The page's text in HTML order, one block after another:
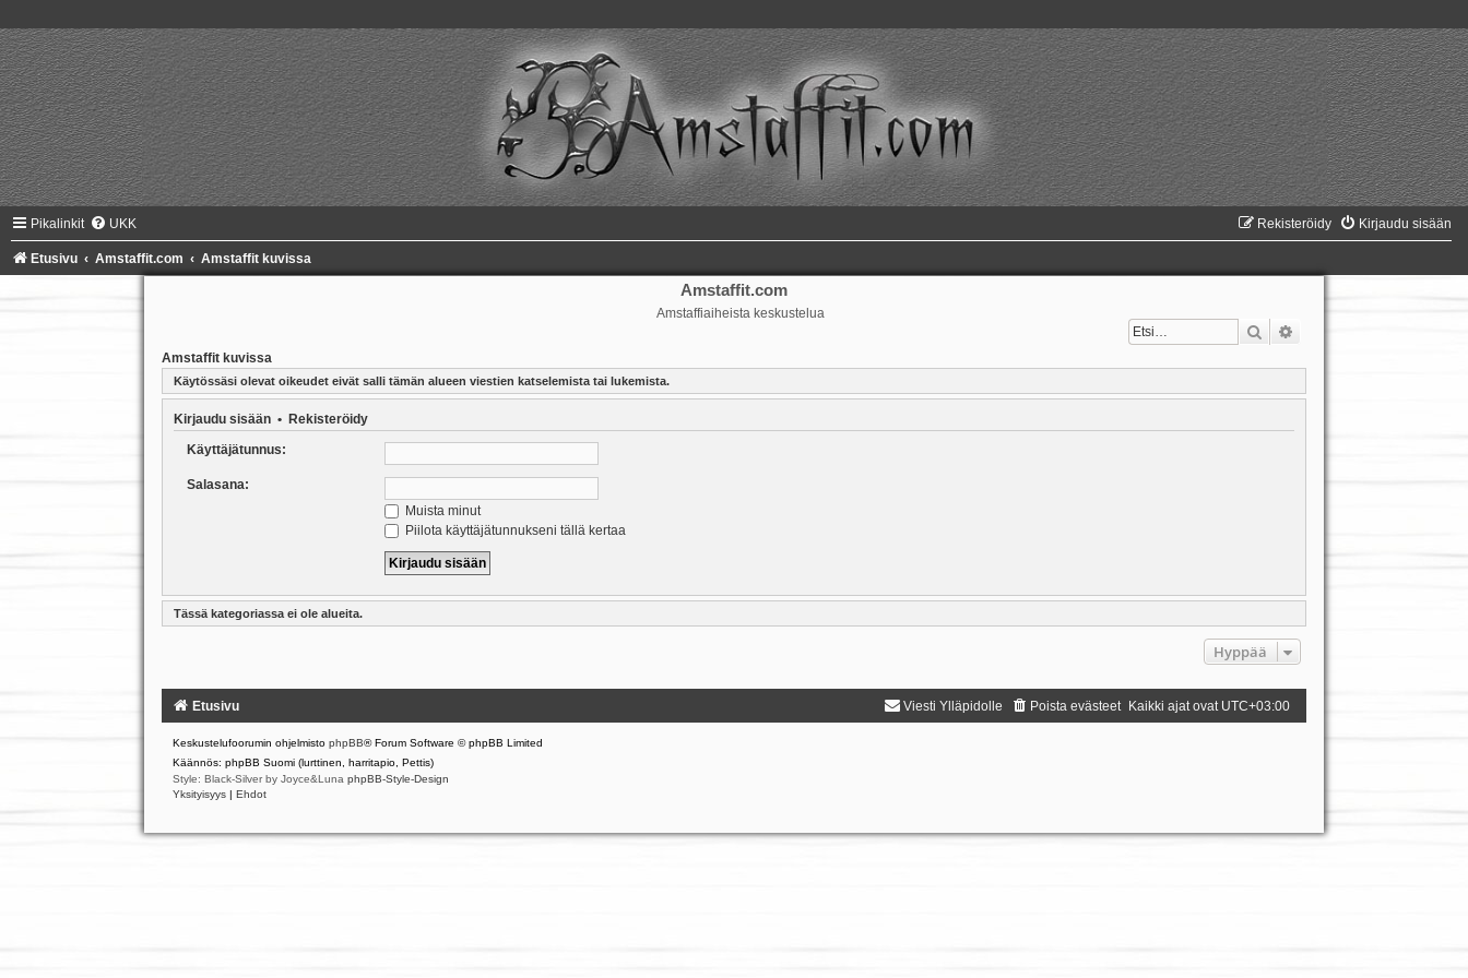
Pikalinkit UKK Kirjaudu sisään
Rekisteröidy
Etusivu Amstaffit.com Amstaffit kuvissa
Amstaffit.com
Amstaffiaiheista keskustelua
Etsi
Amstaffit kuvissa
Käytössäsi olevat oikeudet eivät salli tämän alueen viestien katselemista tai lukemista.
Kirjaudu sisään• Rekisteröidy
Käyttäjätunnus:
Salasana:
Muista minut
Piilota käyttäjätunnukseni tällä kertaa
Tässä kategoriassa ei ole alueita.
Hyppää
Etusivu Kaikki ajat ovat UTC+03:00
Poista evästeet
Viesti Ylläpidolle
Keskustelufoorumin ohjelmisto phpBB® Forum Software © phpBB Limited
Käännös: phpBB Suomi (lurttinen, harritapio, Pettis)
Style: Black-Silver by Joyce&Luna phpBB-Style-Design
Yksityisyys | Ehdot